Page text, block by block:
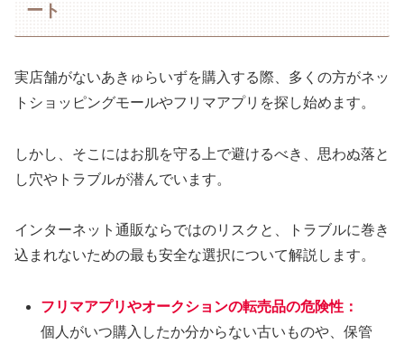
ート
実店舗がないあきゅらいずを購入する際、多くの方がネッ
トショッピングモールやフリマアプリを探し始めます。
しかし、そこにはお肌を守る上で避けるべき、思わぬ落と
し穴やトラブルが潜んでいます。
インターネット通販ならではのリスクと、トラブルに巻き
込まれないための最も安全な選択について解説します。
フリマアプリやオークションの転売品の危険性 ：
個人がいつ購入したか分からない古いものや、保管